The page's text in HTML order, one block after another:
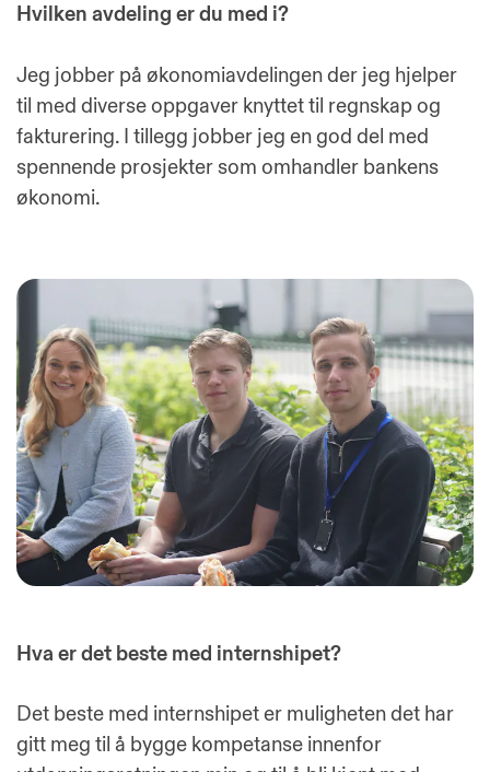
Hvilken avdeling er du med i?
Jeg jobber på økonomiavdelingen der jeg hjelper
til med diverse oppgaver knyttet til regnskap og
fakturering. I tillegg jobber jeg en god del med
spennende prosjekter som omhandler bankens
økonomi.
Hva er det beste med internshipet?
Det beste med internshipet er muligheten det har
gitt meg til å bygge kompetanse innenfor